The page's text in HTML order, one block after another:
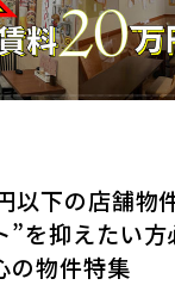
以下の店舗物
”を抑えたい方
の物件特集